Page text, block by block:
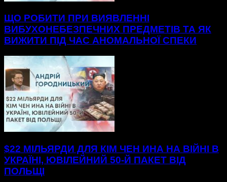
ЩО РОБИТИ ПРИ ВИЯВЛЕННІ
ВИБУХОНЕБЕЗПЕЧНИХ ПРЕДМЕТІВ ТА ЯК
ВИЖИТИ ПІД ЧАС АНОМАЛЬНОЇ СПЕКИ
$22 МІЛЬЯРДИ ДЛЯ КІМ ЧЕН ИНА НА ВІЙНІ В
УКРАЇНІ, ЮВІЛЕЙНИЙ 50-Й ПАКЕТ ВІД
ПОЛЬЩІ